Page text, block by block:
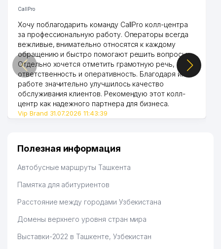
CallPro
Хочу поблагодарить команду CallPro колл-центра
за профессиональную работу. Операторы всегда
вежливые, внимательно относятся к каждому
обращению и быстро помогают решить вопросы.
Отдельно хочется отметить грамотную речь,
ответственность и оперативность. Благодаря их
работе значительно улучшилось качество
обслуживания клиентов. Рекомендую этот колл-
центр как надежного партнера для бизнеса.
Vip Brand 31.07.2026 11:43:39
Полезная информация
Автобусные маршруты Ташкента
Памятка для абитуриентов
Расстояние между городами Узбекистана
Домены верхнего уровня стран мира
Выставки-2022 в Ташкенте, Узбекистан